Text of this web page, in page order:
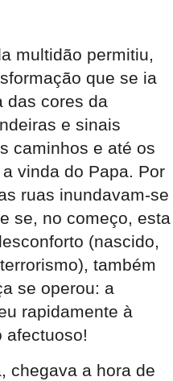
multidão permitiu,
que se ia
das cores da
e sinais
caminhos e até os
vinda do Papa. Por
ruas inundavam-se
se, no começo, esta
(nascido,
também
se operou: a
rapidamente à
afectuoso!
chegava a hora de